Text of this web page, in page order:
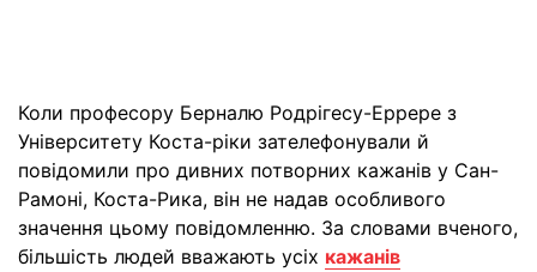
Коли професору Берналю Родрігесу-Еррере з
Університету Коста-ріки зателефонували й
повідомили про дивних потворних кажанів у Сан-
Рамоні, Коста-Рика, він не надав особливого
значення цьому повідомленню. За словами вченого,
більшість людей вважають усіх кажанів